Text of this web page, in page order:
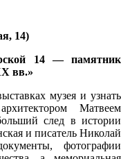
14)
14 — памятник
вв.»
музея и узнать
Матвеем
след в истории
и писатель Николай
фотографии